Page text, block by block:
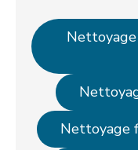
Nettoyage